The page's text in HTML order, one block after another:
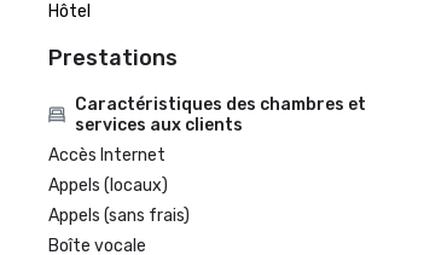
Hôtel
Prestations
Caractéristiques des chambres et
services aux clients
Accès Internet
Appels (locaux)
Appels (sans frais)
Boîte vocale